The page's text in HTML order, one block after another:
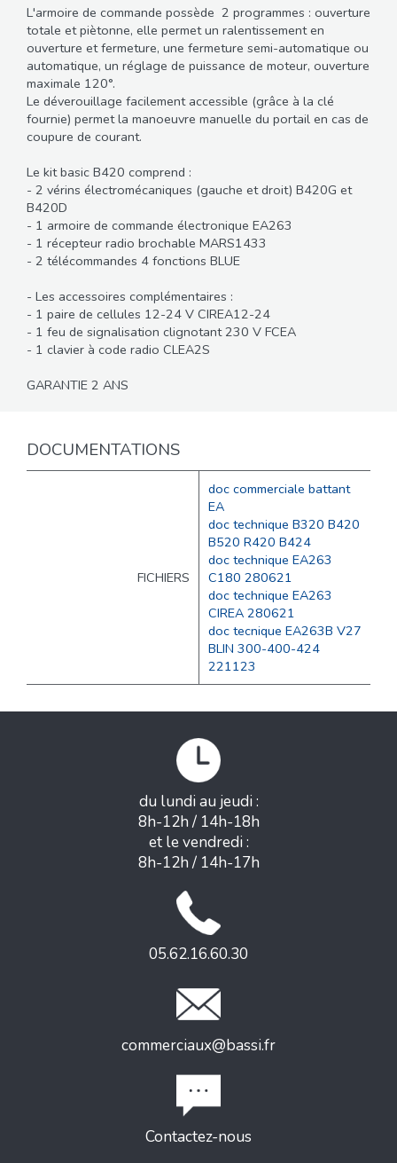
L'armoire de commande possède 2 programmes : ouverture
totale et piètonne, elle permet un ralentissement en
ouverture et fermeture, une fermeture semi-automatique ou
automatique, un réglage de puissance de moteur, ouverture
maximale 120°.
Le déverouillage facilement accessible (grâce à la clé
fournie) permet la manoeuvre manuelle du portail en cas de
coupure de courant.
Le kit basic B420 comprend :
- 2 vérins électromécaniques (gauche et droit) B420G et
B420D
- 1 armoire de commande électronique EA263
- 1 récepteur radio brochable MARS1433
- 2 télécommandes 4 fonctions BLUE
- Les accessoires complémentaires :
- 1 paire de cellules 12-24 V CIREA12-24
- 1 feu de signalisation clignotant 230 V FCEA
- 1 clavier à code radio CLEA2S
GARANTIE 2 ANS
DOCUMENTATIONS
FICHIERS
doc commerciale battant
EA
doc technique B320 B420
B520 R420 B424
doc technique EA263
C180 280621
doc technique EA263
CIREA 280621
doc tecnique EA263B V27
BLIN 300-400-424
221123
du lundi au jeudi :
8h-12h / 14h-18h
et le vendredi :
8h-12h / 14h-17h
05.62.16.60.30
commerciaux@bassi.fr
Contactez-nous